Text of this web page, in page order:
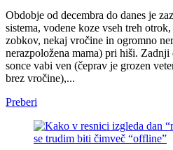
Obdobje od decembra do danes je
sistema, vodene koze vseh treh
zobkov, nekaj vročine in ogromno
nerazpoložena mama) pri hiši.
sonce vabi ven (čeprav je grozen
brez vročine),...
Preberi